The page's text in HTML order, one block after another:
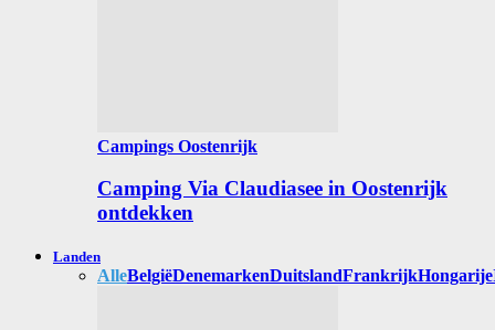
Campings Oostenrijk
Camping Via Claudiasee in Oostenrijk
ontdekken
Landen
AlleBelgiëDenemarkenDuitslandFrankrijkHongarije